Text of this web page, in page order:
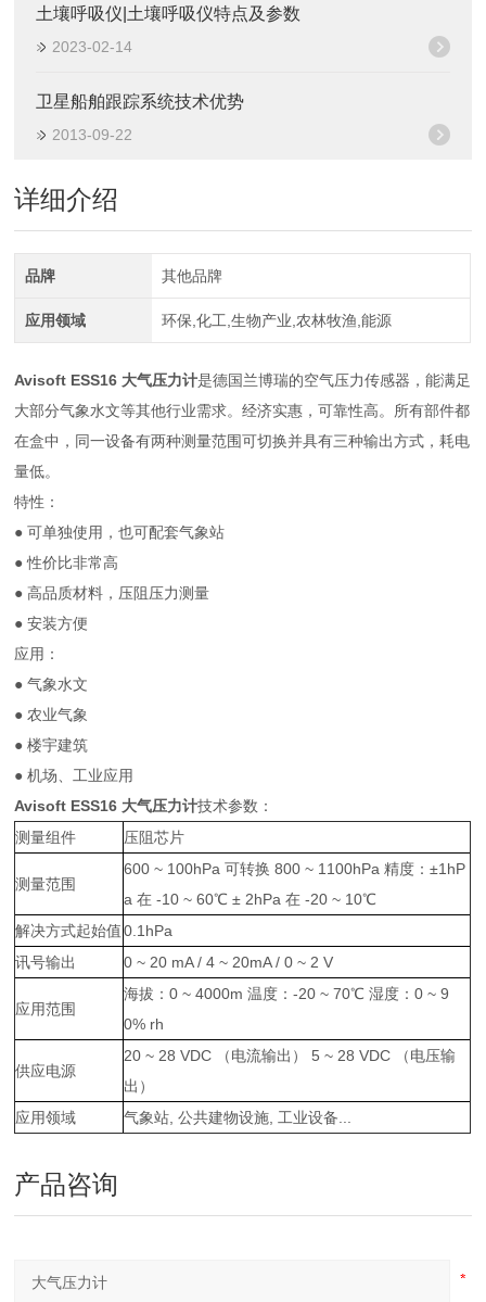
土壤呼吸仪|土壤呼吸仪特点及参数
2023-02-14
卫星船舶跟踪系统技术优势
2013-09-22
详细介绍
品牌 其他品牌
应用领域 环保,化工,生物产业,农林牧渔,能源
Avisoft ESS16 大气压力计是德国兰博瑞的空气压力传感器，能满足
大部分气象水文等其他行业需求。经济实惠，可靠性高。所有部件都
在盒中，同一设备有两种测量范围可切换并具有三种输出方式，耗电
量低。
特性：
● 可单独使用，也可配套气象站
● 性价比非常高
● 高品质材料，压阻压力测量
● 安装方便
应用：
● 气象水文
● 农业气象
● 楼宇建筑
● 机场、工业应用
Avisoft ESS16 大气压力计技术参数：
测量组件
压阻芯片
测量范围
600 ~ 100hPa 可转换 800 ~ 1100hPa 精度：±1hP
a 在 -10 ~ 60℃ ± 2hPa 在 -20 ~ 10℃
解决方式起始值 0.1hPa
讯号输出
0 ~ 20 mA / 4 ~ 20mA / 0 ~ 2 V
应用范围
海拔：0 ~ 4000m 温度：-20 ~ 70℃ 湿度：0 ~ 9
0% rh
供应电源
20 ~ 28 VDC （电流输出） 5 ~ 28 VDC （电压输
出）
应用领域
气象站, 公共建物设施, 工业设备...
产品咨询